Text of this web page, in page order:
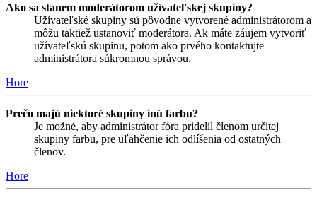
Ako sa stanem moderátorom užívateľskej skupiny?
Užívateľské skupiny sú pôvodne vytvorené administrátorom a
môžu taktiež ustanoviť moderátora. Ak máte záujem vytvoriť
užívateľskú skupinu, potom ako prvého kontaktujte
administrátora súkromnou správou.
Hore
Prečo majú niektoré skupiny inú farbu?
Je možné, aby administrátor fóra pridelil členom určitej
skupiny farbu, pre uľahčenie ich odlíšenia od ostatných
členov.
Hore